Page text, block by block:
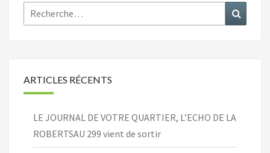
Rechercher :
ARTICLES RÉCENTS
LE JOURNAL DE VOTRE QUARTIER, L’ECHO DE LA
ROBERTSAU 299 vient de sortir